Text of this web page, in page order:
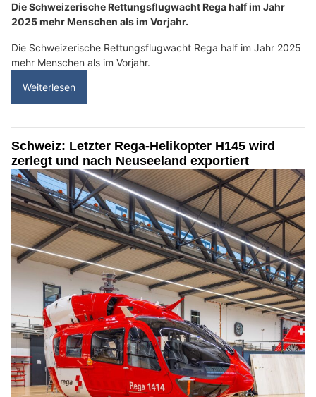
Die Schweizerische Rettungsflugwacht Rega half im Jahr
2025 mehr Menschen als im Vorjahr.
Die Schweizerische Rettungsflugwacht Rega half im Jahr 2025
mehr Menschen als im Vorjahr.
Weiterlesen
Schweiz: Letzter Rega-Helikopter H145 wird
zerlegt und nach Neuseeland exportiert